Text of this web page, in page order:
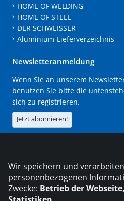
HOME OF WELDING
HOME OF STEEL
DER SCHWEISSER
Aluminium-Lieferverzeichnis
Newsletteranmeldung
Wenn Sie an unserem
benutzen Sie bitte die
sich zu registrieren.
Jetzt abonnieren!
Die DVS Media GmbH ist
Wir speichern und
personenbezogenen
Zwecke: Betrieb der